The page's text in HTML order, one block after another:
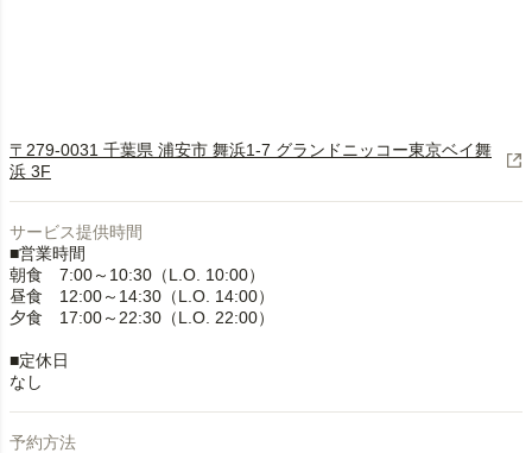
〒279-0031 千葉県 浦安市 舞浜1-7 グランドニッコー東京ベイ舞
浜 3F
サービス提供時間
■営業時間
朝食 7:00～10:30（L.O. 10:00）
昼食 12:00～14:30（L.O. 14:00）
夕食 17:00～22:30（L.O. 22:00）
■定休日
なし
予約方法